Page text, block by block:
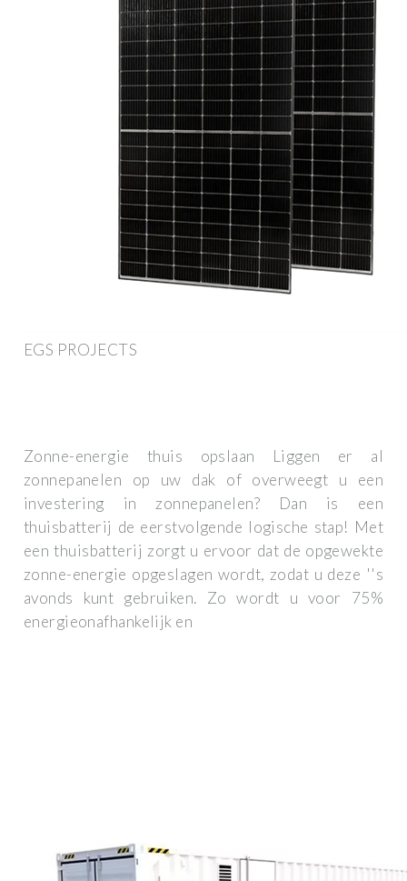
EGS PROJECTS
Zonne-energie thuis opslaan Liggen er al
zonnepanelen op uw dak of overweegt u een
investering in zonnepanelen? Dan is een
thuisbatterij de eerstvolgende logische stap! Met
een thuisbatterij zorgt u ervoor dat de opgewekte
zonne-energie opgeslagen wordt, zodat u deze ''s
avonds kunt gebruiken. Zo wordt u voor 75%
energieonafhankelijk en